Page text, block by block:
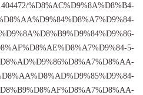
%D8%AC%D9%8A%D8%B4-
5-